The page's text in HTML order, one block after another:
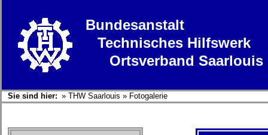
Bundesanstalt
Technisches Hilfswerk
Ortsverband Saarlouis
Sie sind hier: » THW Saarlouis » Fotogalerie